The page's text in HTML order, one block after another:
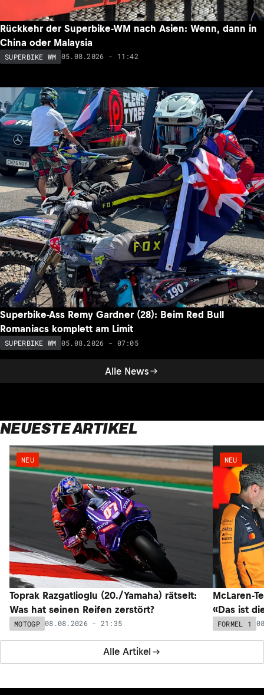
Alle News
Rückkehr der Superbike-WM nach Asien: Wenn, dann in
China oder Malaysia
SUPERBIKE WM 05.08.2026 - 11:42
Superbike-Ass Remy Gardner (28): Beim Red Bull
Romaniacs komplett am Limit
SUPERBIKE WM 05.08.2026 - 07:05
NEUESTE ARTIKEL
Alle Artikel
NEU
Toprak Razgatlioglu (20./Yamaha) rätselt:
Was hat seinen Reifen zerstört?
MOTOGP 08.08.2026 - 21:35
NEU
McLaren-
«Das ist
FORMEL 1